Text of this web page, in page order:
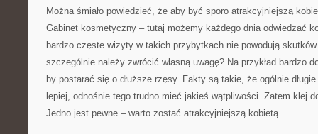
Można śmiało powiedzieć, że aby być sporo atrakcyjniejszą
Gabinet kosmetyczny – tutaj możemy każdego dnia odwiedzać
bardzo częste wizyty w takich przybytkach nie powodują
szczególnie należy zwrócić własną uwagę? Na przykład bardzo
by postarać się o dłuższe rzęsy. Fakty są takie, że ogólnie
lepiej, odnośnie tego trudno mieć jakieś wątpliwości. Zatem klej
Jedno jest pewne – warto zostać atrakcyjniejszą kobietą.